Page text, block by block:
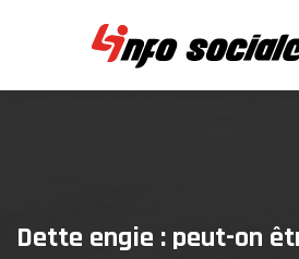
Dette engie : peut-on